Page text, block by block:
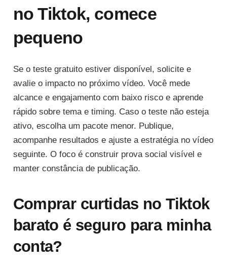
no Tiktok, comece
pequeno
Se o teste gratuito estiver disponível, solicite e
avalie o impacto no próximo vídeo. Você mede
alcance e engajamento com baixo risco e aprende
rápido sobre tema e timing. Caso o teste não esteja
ativo, escolha um pacote menor. Publique,
acompanhe resultados e ajuste a estratégia no vídeo
seguinte. O foco é construir prova social visível e
manter constância de publicação.
Comprar curtidas no Tiktok
barato é seguro para minha
conta?